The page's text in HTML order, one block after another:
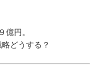
億円。
どうする？